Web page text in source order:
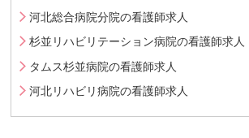
河北総合病院分院の看護師求人
杉並リハビリテーション病院の看護師求人
タムス杉並病院の看護師求人
河北リハビリ病院の看護師求人